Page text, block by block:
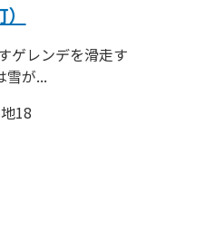
ゲレンデを滑走す
雪が...
18